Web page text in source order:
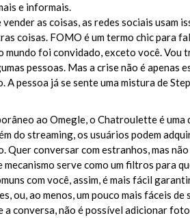
e informais.
as coisas, as redes sociais usam
coisas. FOMO é um termo chic para
mundo foi convidado, exceto você. Vou
pessoas. Mas a crise não é apenas
pessoa já se sente uma mistura de
ao Omegle, o Chatroulette é uma
do streaming, os usuários podem
Quer conversar com estranhos, mas
mecanismo serve como um filtros para
com você, assim, é mais fácil
ou, ao menos, um pouco mais fáceis de
a conversa, não é possível adicionar